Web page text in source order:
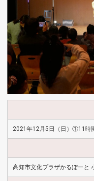
2021年12月5日（日）①11
高知市文化プラザかるぽーと